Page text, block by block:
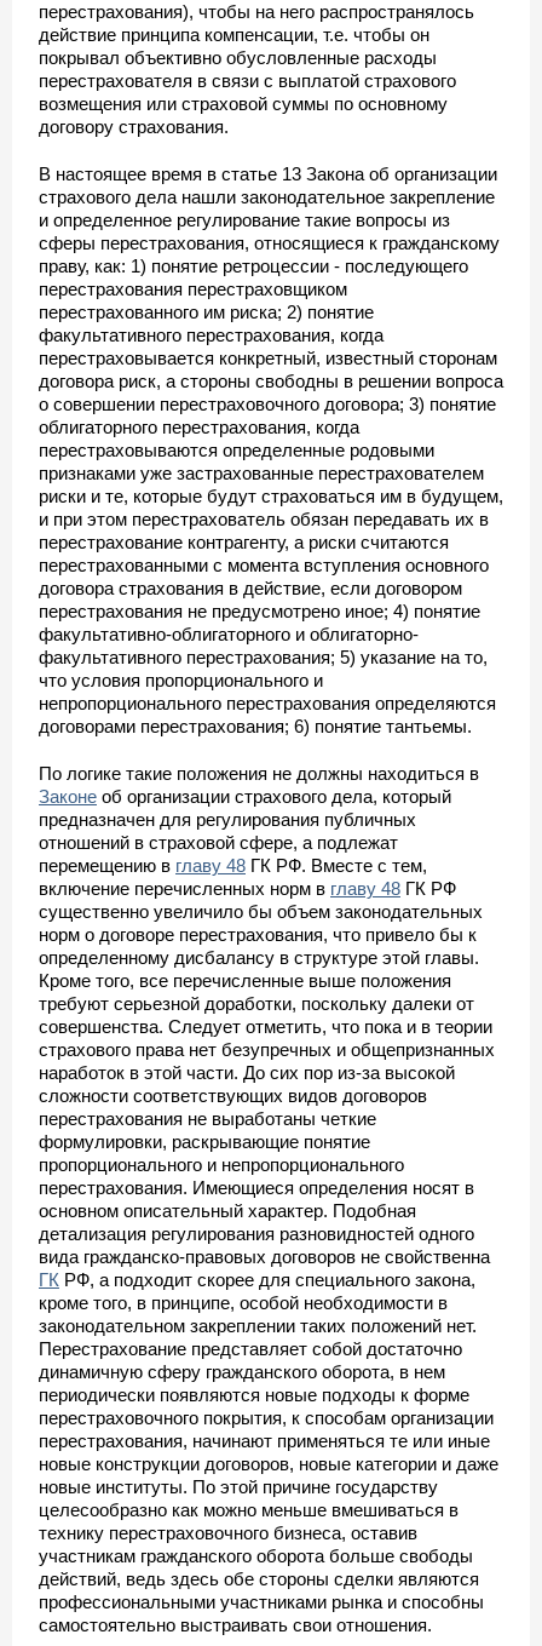
перестрахования), чтобы на него распространялось
действие принципа компенсации, т.е. чтобы он
покрывал объективно обусловленные расходы
перестрахователя в связи с выплатой страхового
возмещения или страховой суммы по основному
договору страхования.
В настоящее время в статье 13 Закона об организации
страхового дела нашли законодательное закрепление
и определенное регулирование такие вопросы из
сферы перестрахования, относящиеся к гражданскому
праву, как: 1) понятие ретроцессии - последующего
перестрахования перестраховщиком
перестрахованного им риска; 2) понятие
факультативного перестрахования, когда
перестраховывается конкретный, известный сторонам
договора риск, а стороны свободны в решении вопроса
о совершении перестраховочного договора; 3) понятие
облигаторного перестрахования, когда
перестраховываются определенные родовыми
признаками уже застрахованные перестрахователем
риски и те, которые будут страховаться им в будущем,
и при этом перестрахователь обязан передавать их в
перестрахование контрагенту, а риски считаются
перестрахованными с момента вступления основного
договора страхования в действие, если договором
перестрахования не предусмотрено иное; 4) понятие
факультативно-облигаторного и облигаторно-
факультативного перестрахования; 5) указание на то,
что условия пропорционального и
непропорционального перестрахования определяются
договорами перестрахования; 6) понятие тантьемы.
По логике такие положения не должны находиться в
Законе об организации страхового дела, который
предназначен для регулирования публичных
отношений в страховой сфере, а подлежат
перемещению в главу 48 ГК РФ. Вместе с тем,
включение перечисленных норм в главу 48 ГК РФ
существенно увеличило бы объем законодательных
норм о договоре перестрахования, что привело бы к
определенному дисбалансу в структуре этой главы.
Кроме того, все перечисленные выше положения
требуют серьезной доработки, поскольку далеки от
совершенства. Следует отметить, что пока и в теории
страхового права нет безупречных и общепризнанных
наработок в этой части. До сих пор из-за высокой
сложности соответствующих видов договоров
перестрахования не выработаны четкие
формулировки, раскрывающие понятие
пропорционального и непропорционального
перестрахования. Имеющиеся определения носят в
основном описательный характер. Подобная
детализация регулирования разновидностей одного
вида гражданско-правовых договоров не свойственна
ГК РФ, а подходит скорее для специального закона,
кроме того, в принципе, особой необходимости в
законодательном закреплении таких положений нет.
Перестрахование представляет собой достаточно
динамичную сферу гражданского оборота, в нем
периодически появляются новые подходы к форме
перестраховочного покрытия, к способам организации
перестрахования, начинают применяться те или иные
новые конструкции договоров, новые категории и даже
новые институты. По этой причине государству
целесообразно как можно меньше вмешиваться в
технику перестраховочного бизнеса, оставив
участникам гражданского оборота больше свободы
действий, ведь здесь обе стороны сделки являются
профессиональными участниками рынка и способны
самостоятельно выстраивать свои отношения.